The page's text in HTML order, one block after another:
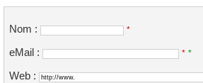
Nom : *
eMail : * *
Web :